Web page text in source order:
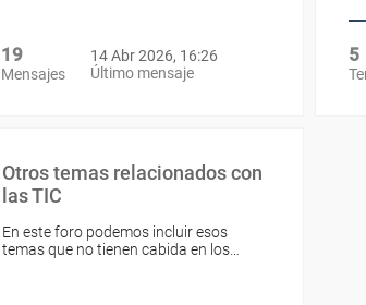
19
Mensajes
14 Abr 2026, 16:26
Último mensaje
5
Otros temas relacionados con
las TIC
En este foro podemos incluir esos
temas que no tienen cabida en los…